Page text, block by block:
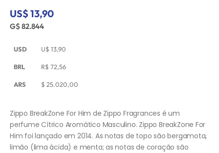
US$ 13,90
G$ 82.844
USD U$ 13,90
BRL R$ 72,56
ARS $ 25.020,00
Zippo BreakZone For Him de Zippo Fragrances é um
perfume Cítrico Aromático Masculino. Zippo BreakZone For
Him foi lançado em 2014. As notas de topo são bergamota,
limão (lima ácida) e menta; as notas de coração são